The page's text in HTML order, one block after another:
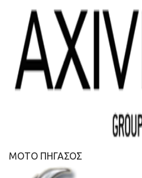
ΜΟΤΟ ΠΗΓΑΣΟΣ